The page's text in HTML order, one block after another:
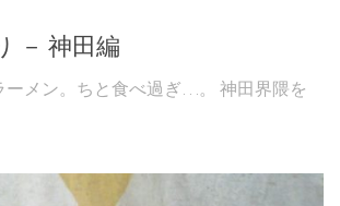
－ 神田編
ーメン。ちと食べ過ぎ…。 神田界隈を